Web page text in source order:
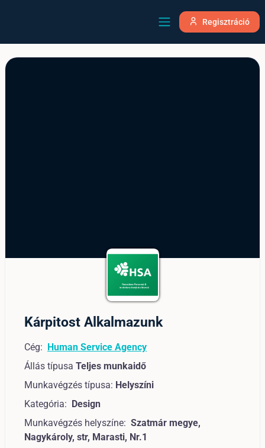
Regisztráció
Kárpitost Alkalmazunk
Cég: Human Service Agency
Állás típusa Teljes munkaidő
Munkavégzés típusa: Helyszíni
Kategória: Design
Munkavégzés helyszíne: Szatmár megye,
Nagykároly, str, Marasti, Nr.1